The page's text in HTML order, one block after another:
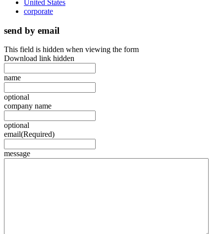
United States
corporate
send by email
This field is hidden when viewing the form
Download link hidden
name
optional
company name
optional
email(Required)
message